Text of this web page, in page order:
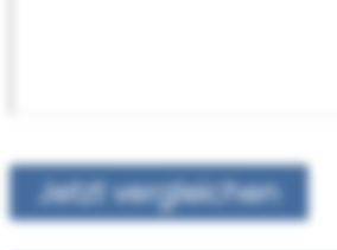
Jetzt vergleichen